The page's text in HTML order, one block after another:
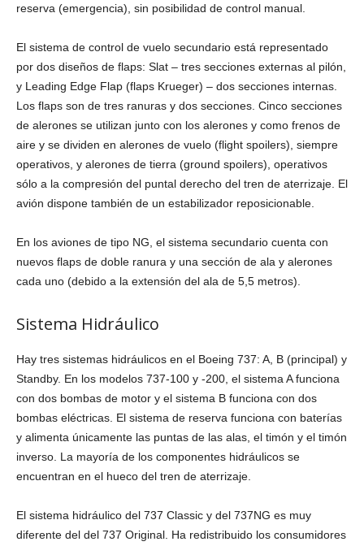
reserva (emergencia), sin posibilidad de control manual.
El sistema de control de vuelo secundario está representado
por dos diseños de flaps: Slat – tres secciones externas al pilón,
y Leading Edge Flap (flaps Krueger) – dos secciones internas.
Los flaps son de tres ranuras y dos secciones. Cinco secciones
de alerones se utilizan junto con los alerones y como frenos de
aire y se dividen en alerones de vuelo (flight spoilers), siempre
operativos, y alerones de tierra (ground spoilers), operativos
sólo a la compresión del puntal derecho del tren de aterrizaje. El
avión dispone también de un estabilizador reposicionable.
En los aviones de tipo NG, el sistema secundario cuenta con
nuevos flaps de doble ranura y una sección de ala y alerones
cada uno (debido a la extensión del ala de 5,5 metros).
Sistema Hidráulico
Hay tres sistemas hidráulicos en el Boeing 737: A, B (principal) y
Standby. En los modelos 737-100 y -200, el sistema A funciona
con dos bombas de motor y el sistema B funciona con dos
bombas eléctricas. El sistema de reserva funciona con baterías
y alimenta únicamente las puntas de las alas, el timón y el timón
inverso. La mayoría de los componentes hidráulicos se
encuentran en el hueco del tren de aterrizaje.
El sistema hidráulico del 737 Classic y del 737NG es muy
diferente del del 737 Original. Ha redistribuido los consumidores